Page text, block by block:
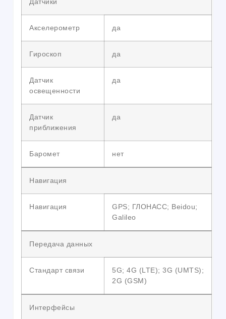
Датчики
Акселерометр да
Гироскоп да
Датчик
освещенности
да
Датчик
приближения
да
Баромет нет
Навигация
Навигация
GPS; ГЛОНАСС; Beidou;
Galileo
Передача данных
Стандарт связи
5G; 4G (LTE); 3G (UMTS);
2G (GSM)
Интерфейсы